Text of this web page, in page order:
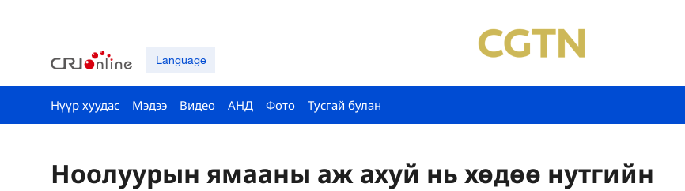
Language
Нүүр хуудас Мэдээ Видео АНД Фото Тусгай булан
Ноолуурын ямааны аж ахуй нь хөдөө нутгийн